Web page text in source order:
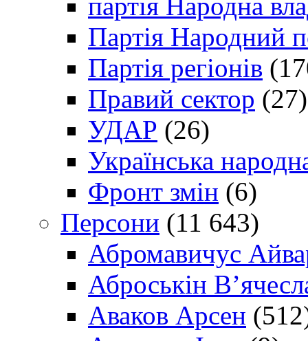
Партія Народний
Партія регіонів
Правий сектор (27)
УДАР (26)
Українська
Фронт змін (6)
Персони (11 643)
Абромавичус
Аброськін
Аваков Арсен